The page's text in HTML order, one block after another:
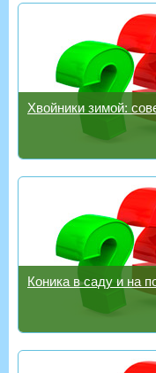
Хвойники зимой:
Коника в саду и на